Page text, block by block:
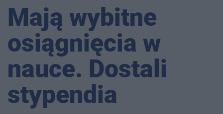
Mają wybitne
osiągnięcia w
nauce. Dostali
stypendia